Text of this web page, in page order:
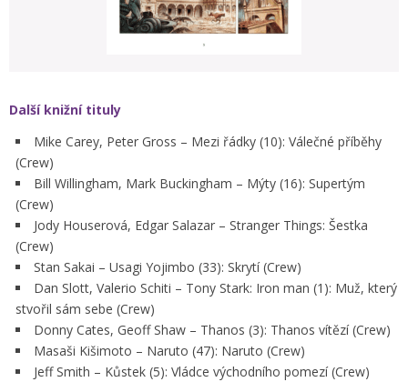
Další knižní tituly
Mike Carey, Peter Gross – Mezi řádky (10): Válečné příběhy
(Crew)
Bill Willingham, Mark Buckingham – Mýty (16): Supertým
(Crew)
Jody Houserová, Edgar Salazar – Stranger Things: Šestka
(Crew)
Stan Sakai – Usagi Yojimbo (33): Skrytí (Crew)
Dan Slott, Valerio Schiti – Tony Stark: Iron man (1): Muž, který
stvořil sám sebe (Crew)
Donny Cates, Geoff Shaw – Thanos (3): Thanos vítězí (Crew)
Masaši Kišimoto – Naruto (47): Naruto (Crew)
Jeff Smith – Kůstek (5): Vládce východního pomezí (Crew)